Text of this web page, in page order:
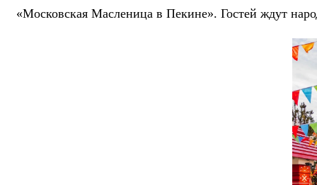
«Московская Масленица в Пекине». Гостей ждут